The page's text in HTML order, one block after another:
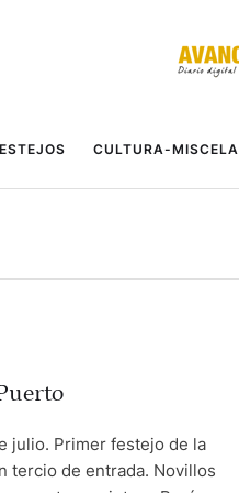
CULTURA-
julio. Primer festejo de la
tercio de entrada. Novillos